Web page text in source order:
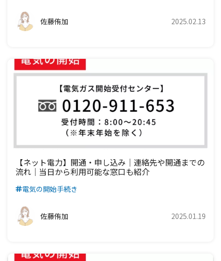
九州電力エリア
四国電力エリア
佐藤侑加 2025.02.13
【ネット電力】開通・申し込み｜連絡先や開通までの
流れ｜当日から利用可能な窓口も紹介
電気の開始手続き
佐藤侑加 2025.01.19